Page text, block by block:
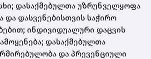
დასაქმებულთა უზრუნველყოფა
და დასვენებისთვის საჭირო
ინდივიდუალური დაცვის
დასაქმებულთა
და პრევენციული